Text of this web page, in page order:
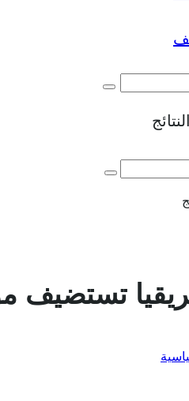
تستضيف